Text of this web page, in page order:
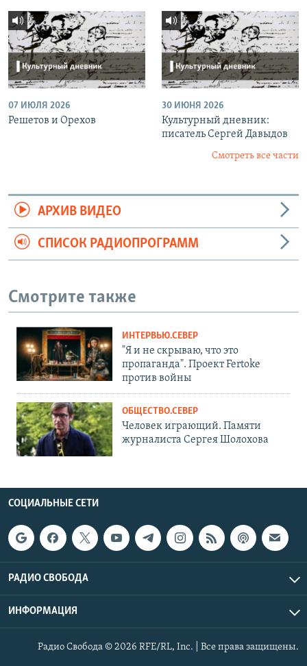
07 ИЮЛЯ 2026
Решетов и Орехов
30 ИЮНЯ 2026
Культурный дневник:
писатель Сергей Давыдов
Смотреть все части
АРХИВ ВИДЕО
СПИСОК РАДИОПРОГРАММ
Смотрите также
ИНТЕРВЬЮ.СЕВЕР
"Я и не скрываю, что это
пропаганда". Проект Fertoke
против войны
ОБЩЕСТВО.СЕВЕР
Человек играющий. Памяти
журналиста Сергея Шолохова
СОЦИАЛЬНЫЕ СЕТИ
РАДИО СВОБОДА
ИНФОРМАЦИЯ
Радио Свобода © 2026 RFE/RL, Inc. | Все права защищены.